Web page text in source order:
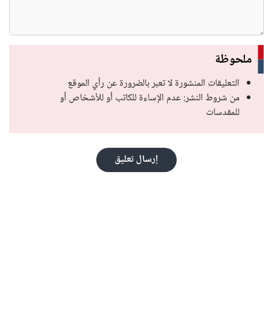
ملحوظة
التعليقات المنشورة لا تعبر بالضرورة عن رأي الموقع
من شروط النشر: عدم الإساءة للكاتب أو للأشخاص أو
للمقدسات
إرسال تعليق